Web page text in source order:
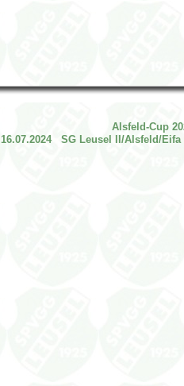
Alsfeld-Cup
16.07.2024 SG Leusel II/Alsfeld/